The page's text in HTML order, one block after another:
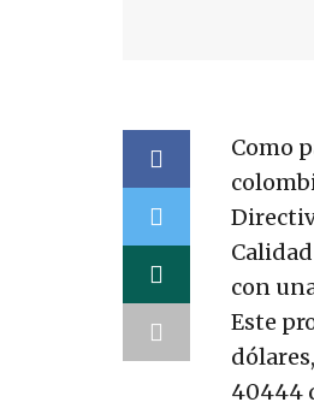
Como
con
Este
40444